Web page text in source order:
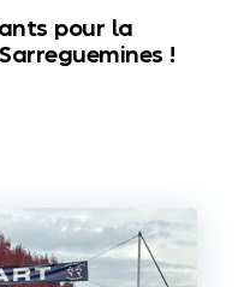
pour la
!